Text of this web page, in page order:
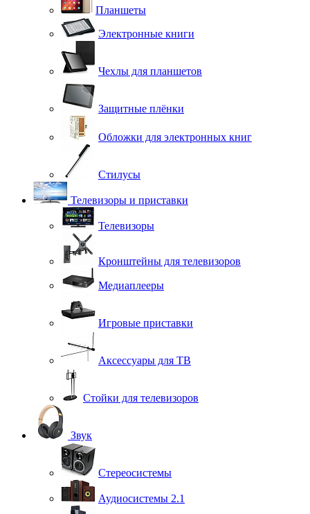
Планшеты
Электронные книги
Чехлы для планшетов
Защитные плёнки
Обложки для электронных книг
Стилусы
Телевизоры и приставки
Телевизоры
Кронштейны для телевизоров
Медиаплееры
Игровые приставки
Аксессуары для ТВ
Стойки для телевизоров
Звук
Стереосистемы
Аудиосистемы 2.1